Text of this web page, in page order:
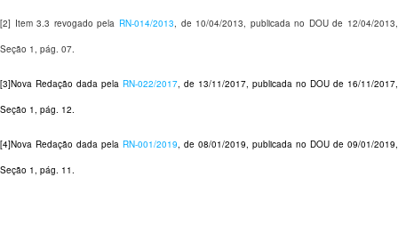
[2] Item 3.3 revogado pela RN-014/2013, de 10/04/2013, publicada no DOU de 12/04/2013,
Seção 1, pág. 07.
[3]Nova Redação dada pela RN-022/2017, de 13/11/2017, publicada no DOU de 16/11/2017,
Seção 1, pág. 12.
[4]Nova Redação dada pela RN-001/2019, de 08/01/2019, publicada no DOU de 09/01/2019,
Seção 1, pág. 11.